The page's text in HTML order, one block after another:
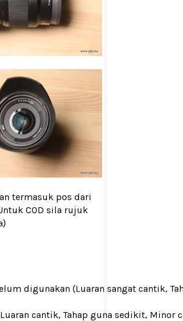
termasuk pos dari
COD sila rujuk
)
digunakan (Luaran sangat cantik,
cantik, Tahap guna sedikit,